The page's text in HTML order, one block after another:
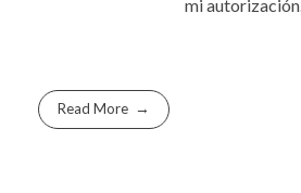
mi autorización.
Read More